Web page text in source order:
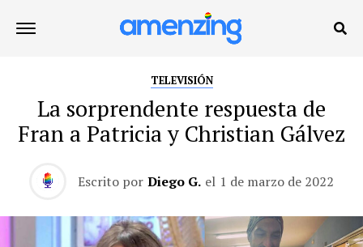
TELEVISIÓN
La sorprendente respuesta de
Fran a Patricia y Christian Gálvez
Escrito por Diego G. el 1 de marzo de 2022